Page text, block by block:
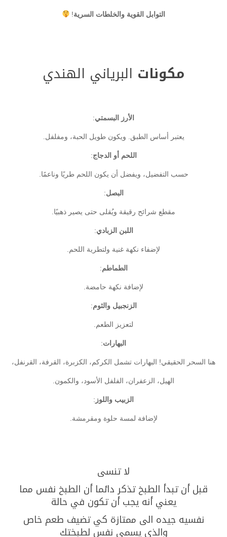
التوابل القوية والخلطات السرية!
مكونات البرياني الهندي
الأرز البسمتي:
يعتبر أساس الطبق. ويكون طويل الحبة، ومفلفل.
اللحم أو الدجاج:
حسب التفضيل، ويفضل أن يكون اللحم طريًا وناعمًا.
البصل:
مقطع شرائح رقيقة ويُقلى حتى يصير ذهبيًا.
اللبن الزبادي:
لإضفاء نكهة غنية ولتطرية اللحم.
الطماطم:
لإضافة نكهة حامضة.
الزنجبيل والثوم:
لتعزيز الطعم.
البهارات:
هنا السحر الحقيقي! البهارات تشمل الكركم، الكزبرة، القرفة، القرنفل،
الهيل، الزعفران، الفلفل الأسود، والكمون.
الزبيب واللوز :
لإضافة لمسة حلوة ومقرمشة.
لا تنسى
قبل أن تبدأ الطبخ تذكر دائما أن الطبخ نفس مما
يعني أنه يجب أن تكون في حالة
نفسيه جيده الى ممتازة كي تضيف طعم خاص
والذي يسمى نفس لطبختك